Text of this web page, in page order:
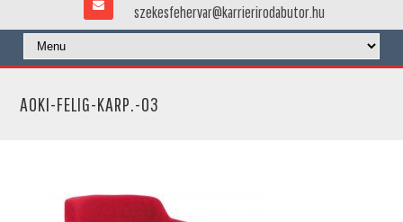
szekesfehervar@karrierirodabutor.hu
AOKI-FELIG-KARP.-03